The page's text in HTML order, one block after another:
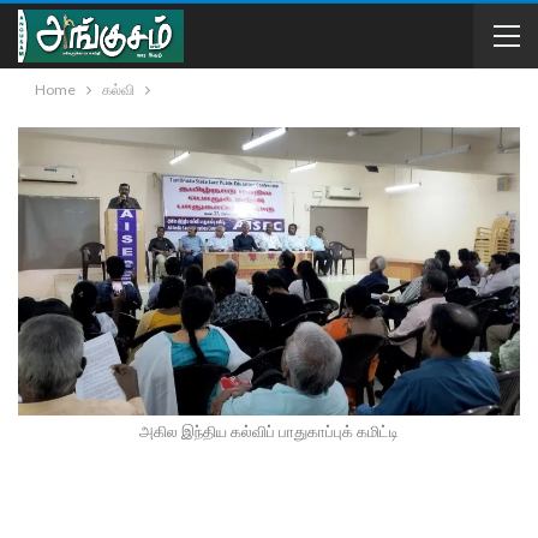
Home கல்வி
அகில இந்திய கல்விப் பாதுகாப்புக் கமிட்டி